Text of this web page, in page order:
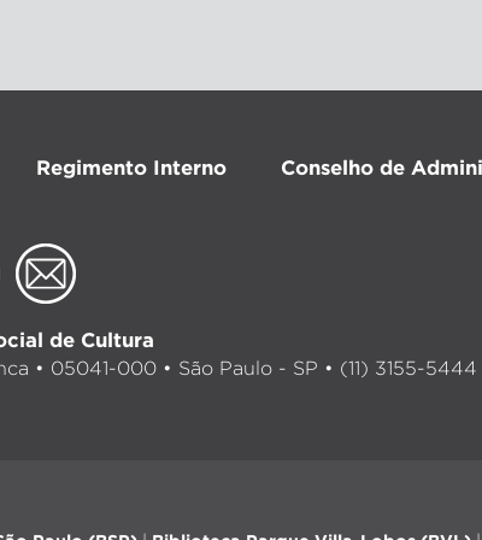
Regimento Interno Conselho de
de Cultura
• 05041-000 • São Paulo - SP • (11) 3155-5444